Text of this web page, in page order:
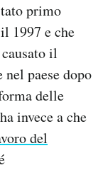
primo
1997 e che
il
paese dopo
delle
invece a che
del